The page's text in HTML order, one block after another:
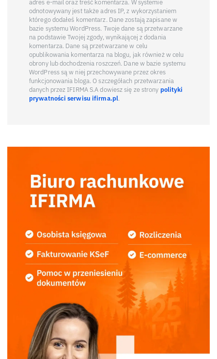
adres e-mail oraz treść komentarza. W systemie
odnotowywany jest także adres IP, z wykorzystaniem
którego dodałeś komentarz. Dane zostają zapisane w
bazie systemu WordPress. Twoje dane są przetwarzane
na podstawie Twojej zgody, wynikającej z dodania
komentarza. Dane są przetwarzane w celu
opublikowania komentarza na blogu, jak również w celu
obrony lub dochodzenia roszczeń. Dane w bazie systemu
WordPress są w niej przechowywane przez okres
funkcjonowania bloga. O szczegółach przetwarzania
danych przez IFIRMA S.A dowiesz się ze strony polityki
prywatności serwisu ifirma.pl.